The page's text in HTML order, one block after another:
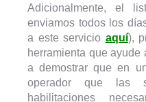
Adicionalmente, el
enviamos todos los
a este servicio aquí),
herramienta que
a demostrar que en
operador que las
habilitaciones